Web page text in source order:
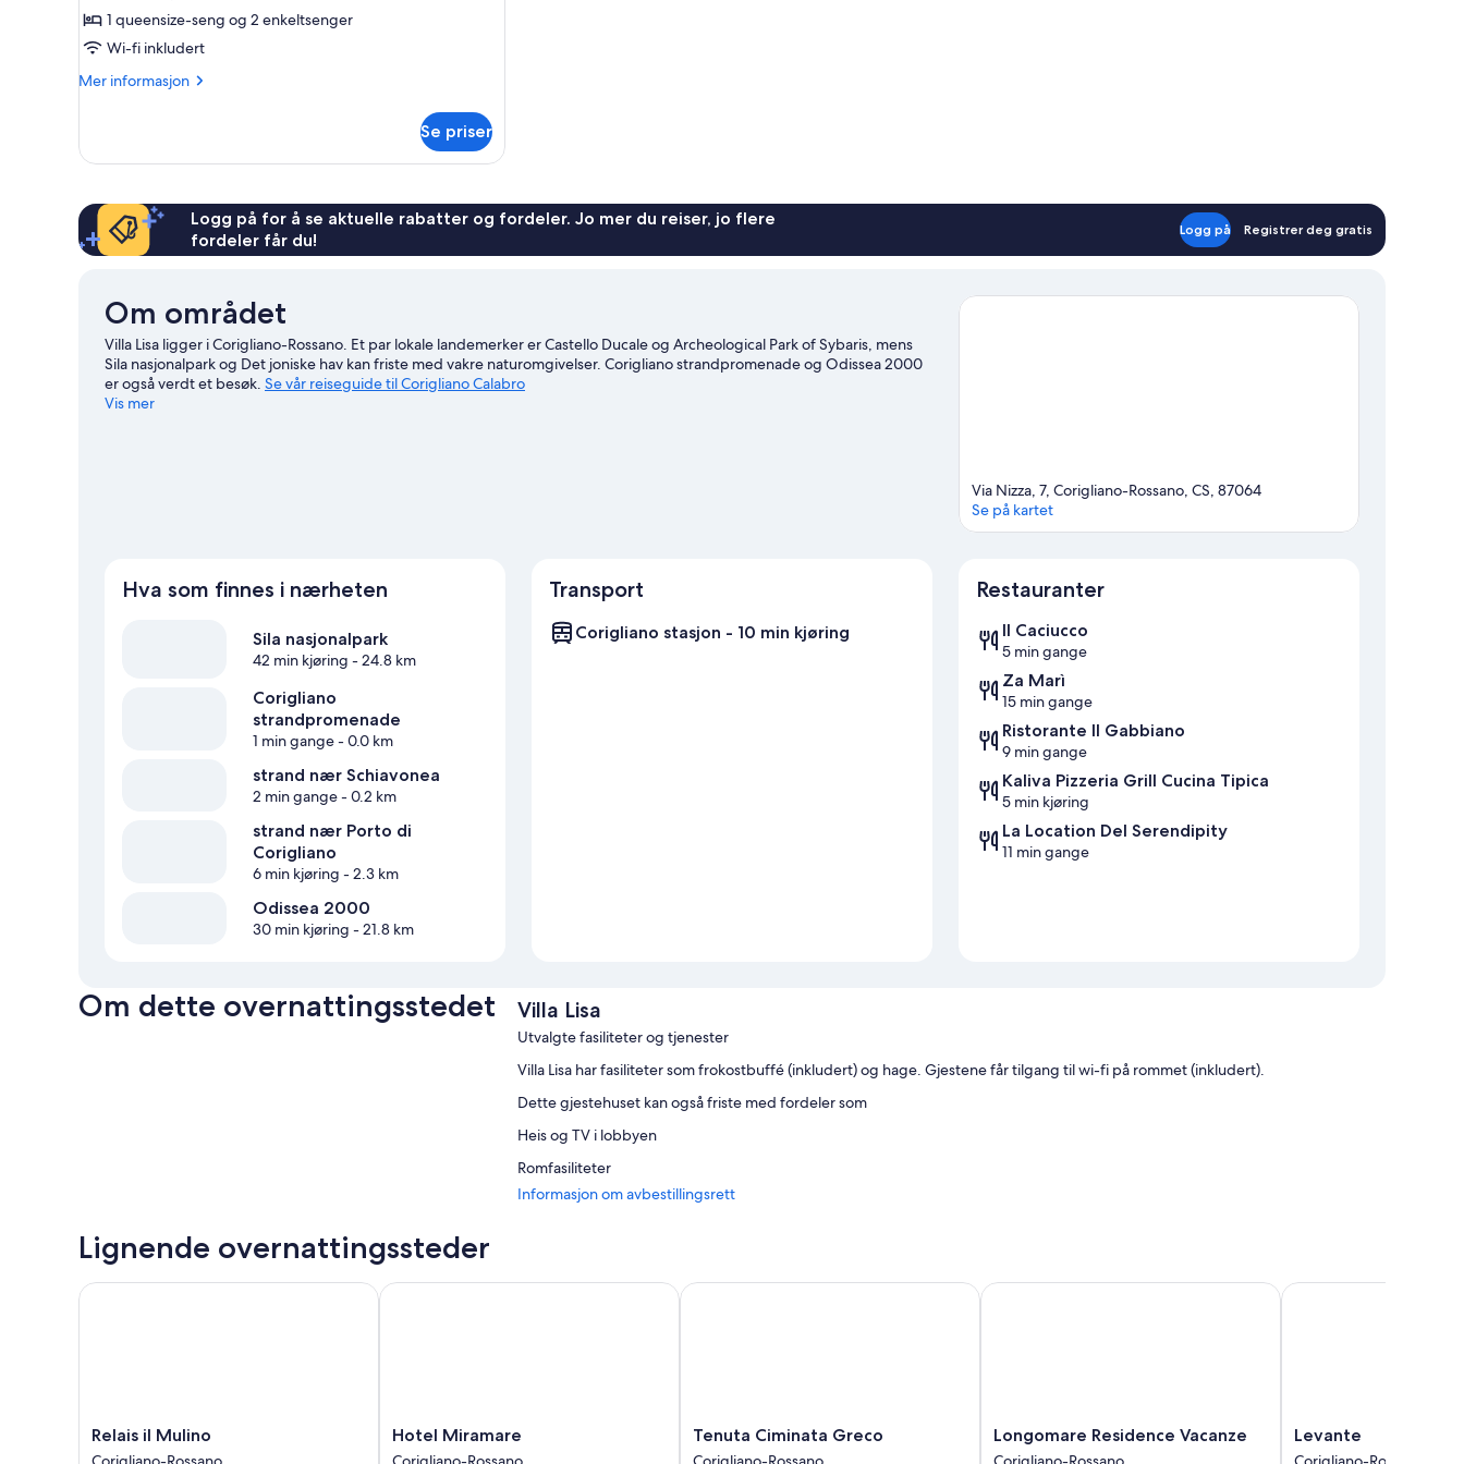
1 queensize-seng og 2 enkeltsenger
Wi-fi inkludert
Mer informasjon
Mer
Se priser
Logg på for å se aktuelle rabatter og fordeler. Jo mer du reiser, jo flere
fordeler får du!
Logg på Registrer deg gratis
Om området
Villa Lisa ligger i Corigliano-Rossano. Et par lokale landemerker er Castello Ducale og Archeological Park of Sybaris, mens
Sila nasjonalpark og Det joniske hav kan friste med vakre naturomgivelser. Corigliano strandpromenade og Odissea 2000
er også verdt et besøk. Se vår reiseguide til Corigliano Calabro
Vis mer
Via Nizza, 7, Corigliano-Rossano, CS, 87064
Se på kartet
Hva som finnes i nærheten
Sila nasjonalpark
42 min kjøring - 24.8 km
Corigliano
strandpromenade
1 min gange- 0.0 km
strand nær Schiavonea
2 min gange- 0.2 km
strand nær Porto di
Corigliano
6 min kjøring - 2.3 km
Odissea 2000
30 min kjøring - 21.8 km
Transport
Corigliano stasjon - 10 min kjøring
Restauranter
Il Caciucco
5 min gange
Za Marì
15 min gange
Ristorante Il Gabbiano
9 min gange
Kaliva Pizzeria Grill Cucina Tipica
5 min kjøring
La Location Del Serendipity
11 min gange
Om dette overnattingsstedet Villa Lisa
Utvalgte fasiliteter og tjenester
Villa Lisa har fasiliteter som frokostbuffé (inkludert) og hage. Gjestene får tilgang til wi-fi på rommet (inkludert).
Dette gjestehuset kan også friste med fordeler som
Heis og TV i lobbyen
Romfasiliteter
Alle gjesterommene på Villa Lisa kan friste med komfort i form av klimaanlegg i tillegg til fasiliteter som wi-fi (inkludert) og safe.
Baby-/barneseng (inkludert), begrenset rengjøring og skrivebord
Informasjon om avbestillingsrett
Lignende overnattingssteder
Relais
il
Relais il Mulino
Relais il Mulino
Hotel
Miramare
Hotel Miramare
Hotel Miramare
Tenuta
Ciminata
Tenuta Ciminata Greco
Tenuta Ciminata Greco
Longomare
Residence
Longomare Residence Vacanze
Longomare Residence Vacanze
Levante
Corigliano-
Levante
Levante